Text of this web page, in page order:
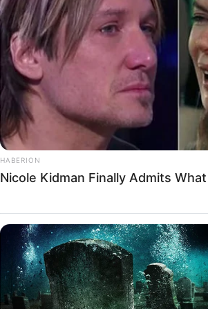
HABERION
Nicole Kidman Finally Admits